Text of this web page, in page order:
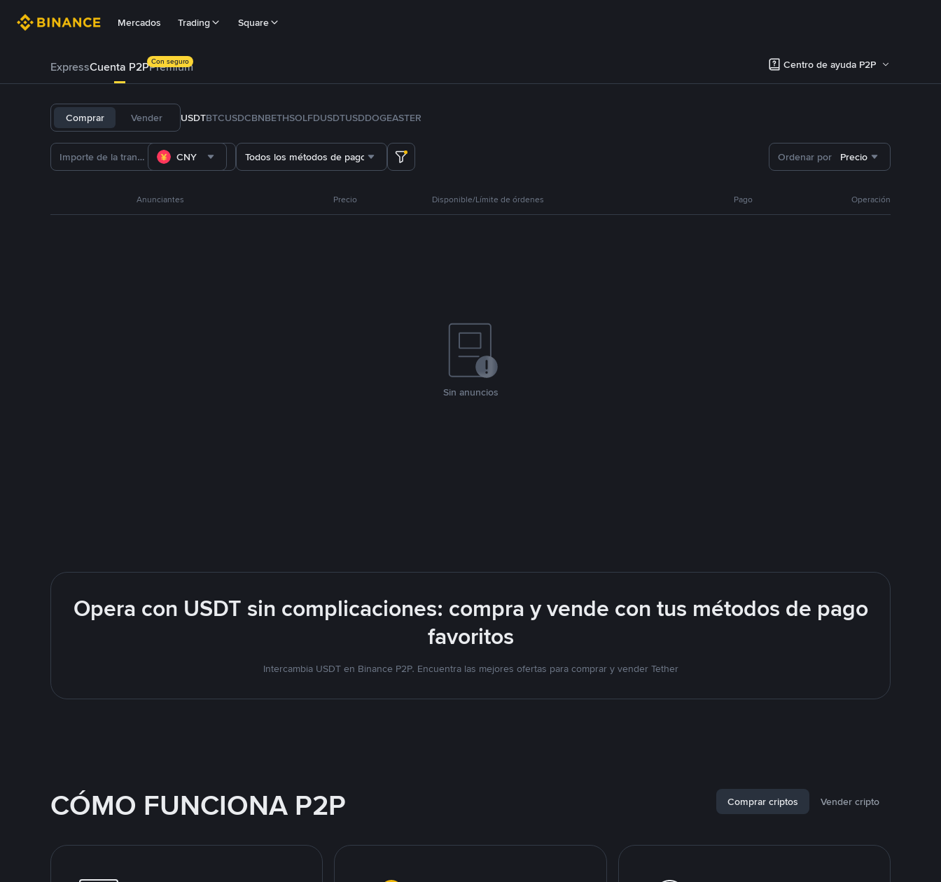
Mercados Trading Square
ExpressCuenta P2PPrémium
Con seguro Centro de ayuda P2P
Comprar Vender USDTBTCUSDCBNBETHSOLFDUSDTUSDDOGEASTER
CNY Todos los métodos de pago Ordenar por Precio
Anunciantes Precio Disponible/Límite de órdenes Pago Operación
Sin anuncios
Opera con USDT sin complicaciones: compra y vende con tus métodos de pago
favoritos
Intercambia USDT en Binance P2P. Encuentra las mejores ofertas para comprar y vender Tether
CÓMO FUNCIONA P2P Comprar criptos Vender cripto